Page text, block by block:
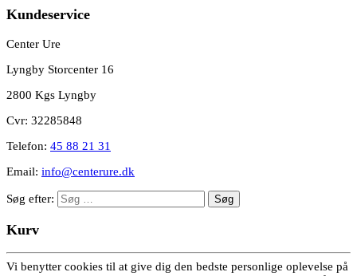
Kundeservice
Center Ure
Lyngby Storcenter 16
2800 Kgs Lyngby
Cvr: 32285848
Telefon: 45 88 21 31
Email: info@centerure.dk
Søg efter:
Kurv
Vi benytter cookies til at give dig den bedste personlige oplevelse på